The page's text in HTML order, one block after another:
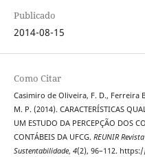
Publicado
2014-08-15
Como Citar
Casimiro de Oliveira, F. D., Ferreira
M. P. (2014). CARACTERÍSTICAS
UM ESTUDO DA PERCEPÇÃO DOS
CONTÁBEIS DA UFCG. REUNIR
Sustentabilidade, 4(2), 96–112.